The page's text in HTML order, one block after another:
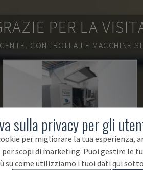
PER LA
CONTROLLA LE MACCHINE
sulla privacy per gli
per migliorare la tua esperienza,
scopi di marketing. Puoi gestire le
su come utilizziamo i tuoi dati qui